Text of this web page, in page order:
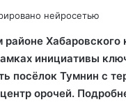
нейросетью
районе
инициативы
посёлок Тумнин с
орочей.